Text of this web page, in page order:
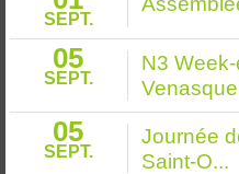
SEPT.
05
SEPT.
N3
05
SEPT.
Journée
Saint-O...